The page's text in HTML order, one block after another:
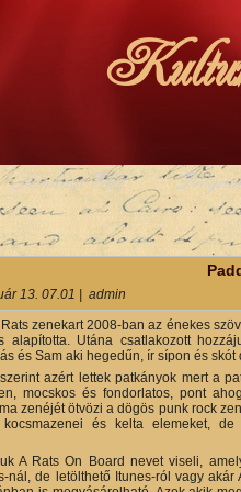
Színházi Élet
13. 07.01
admin
zenekart 2008-ban az énekes
alapította. Utána csatlakozott
és Sam aki hegedűn, ír sípon és skót
szerint azért lettek patkányok mert a
mocskos és fondorlatos, pont
zenéjét ötvözi a dögös punk rock
kocsmazenei és kelta elemeket,
A Rats On Board nevet viseli,
nál, de letölthető Itunes-ról vagy